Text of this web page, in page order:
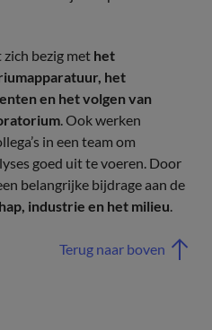
bezig met het
het
en het volgen van
. Ook werken
in een team om
goed uit te voeren. Door
belangrijke bijdrage aan de
industrie en het milieu.
Terug naar boven